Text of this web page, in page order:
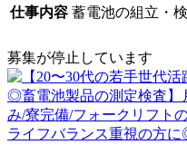
仕事内容 蓄電池の組立・
募集が停止しています